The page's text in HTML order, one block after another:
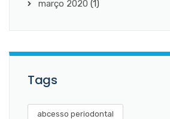
março 2020 (1)
Tags
abcesso periodontal